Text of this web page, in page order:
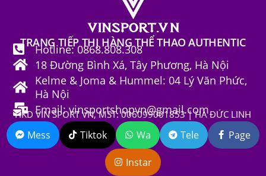
TRANG TIẾP THỊ HÀNG THỂ THAO AUTHENTIC
Hotline: 0868.808.308
18 Đường Bình Xá, Tây Phương, Hà Nội
Kelme & Joma & Hummel: 04 Lý Văn Phức,
Hà Nội
Email: vinsportshopvn@gmail.com
HKD VIN SPORT VN, MST: 006099001853 | HÀ ĐỨC LINH
Mess Tiktok Wa Tele Page
Instar